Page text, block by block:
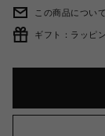
この商品について
ギフト：ラッピ